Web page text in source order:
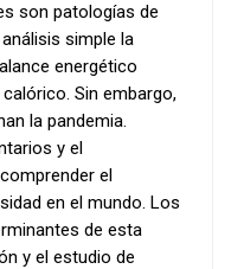
son patologías de
simple la
energético
Sin embargo,
la pandemia.
y el
el
en el mundo. Los
de esta
y el estudio de